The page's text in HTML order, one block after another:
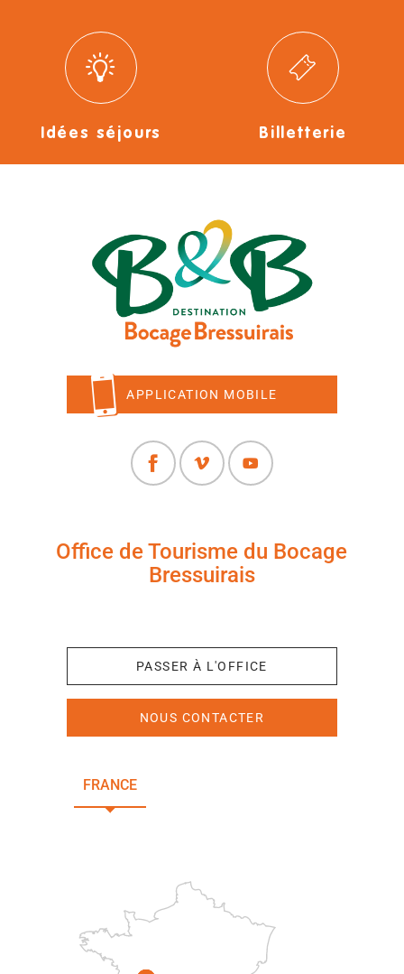
Idées séjours Billetterie
APPLICATION MOBILE
Office de Tourisme du Bocage
Bressuirais
PASSER À L'OFFICE
NOUS CONTACTER
FRANCE